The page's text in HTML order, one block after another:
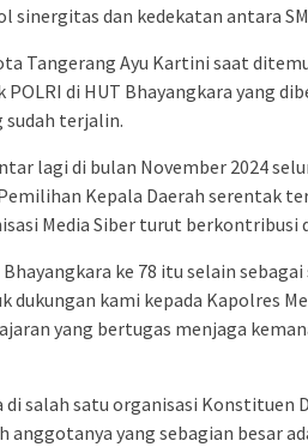
sinergitas dan kedekatan antara
Tangerang Ayu Kartini saat
di HUT Bhayangkara yang
sudah terjalin.
lagi di bulan November 2024
Kepala Daerah serentak
Media Siber turut berkontribusi
Bhayangkara ke 78 itu selain
dukungan kami kepada Kapolres
yang bertugas menjaga
di salah satu organisasi Konstituen
anggotanya yang sebagian besar